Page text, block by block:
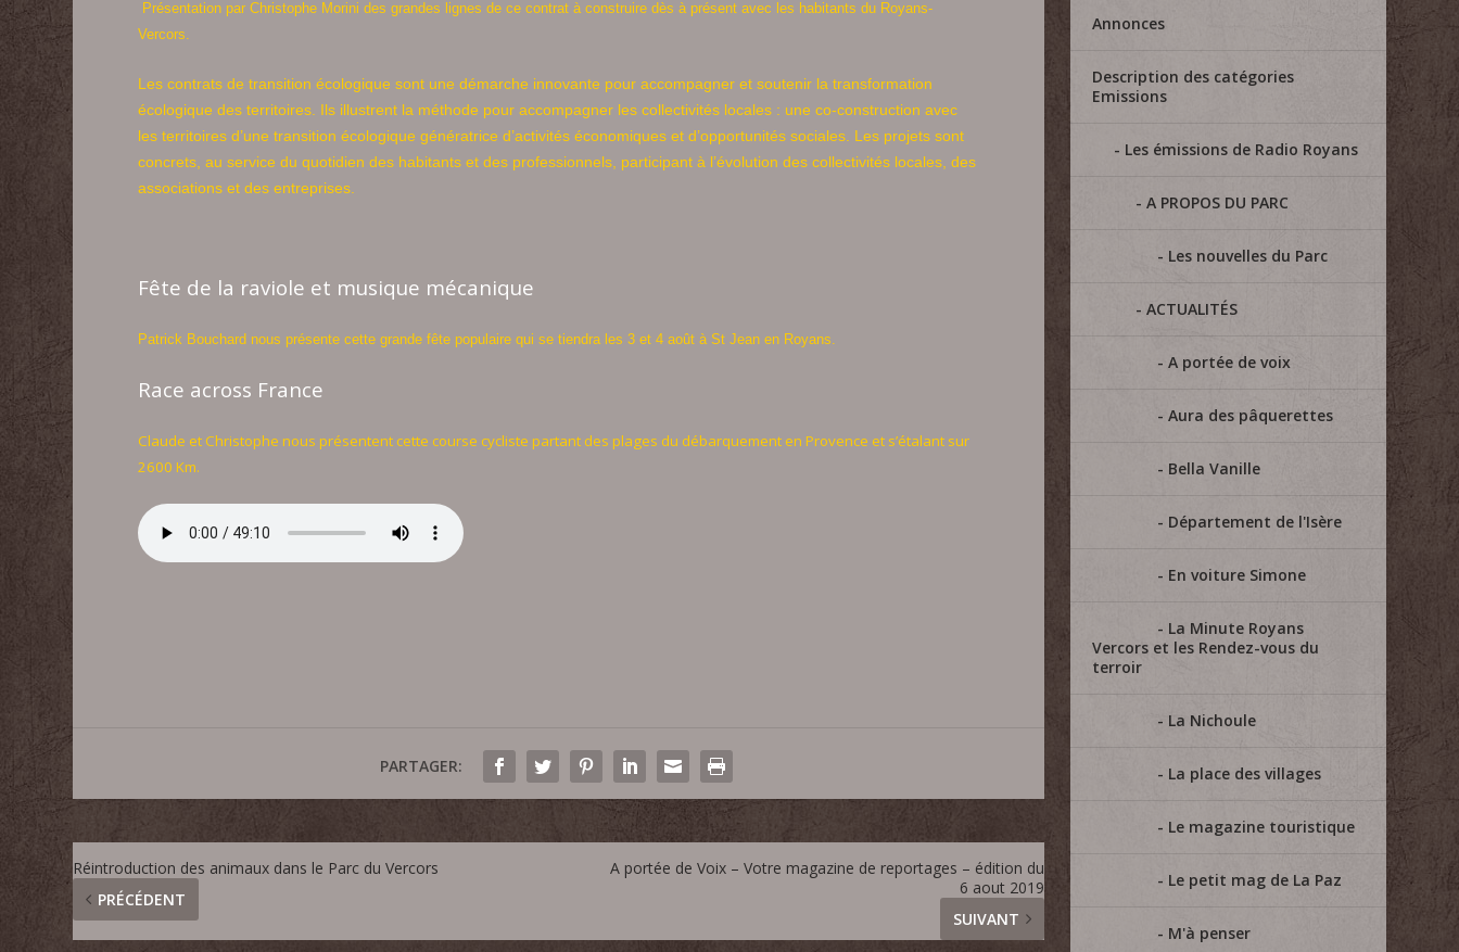
Présentation par Christophe Morini des grandes lignes de ce contrat à construire dès à présent avec les habitants du Royans-
Vercors.
Les contrats de transition écologique sont une démarche innovante pour accompagner et soutenir la transformation
écologique des territoires. Ils illustrent la méthode pour accompagner les collectivités locales : une co-construction avec
les territoires d’une transition écologique génératrice d’activités économiques et d’opportunités sociales. Les projets sont
concrets, au service du quotidien des habitants et des professionnels, participant à l’évolution des collectivités locales, des
associations et des entreprises.
Fête de la raviole et musique mécanique
Patrick Bouchard nous présente cette grande fête populaire qui se tiendra les 3 et 4 août à St Jean en Royans.
Race across France
Claude et Christophe nous présentent cette course cycliste partant des plages du débarquement en Provence et s’étalant sur
2600 Km.
PARTAGER:
Réintroduction des animaux dans le Parc du Vercors
PRÉCÉDENT
A portée de Voix – Votre magazine de reportages – édition du
6 aout 2019
SUIVANT
Annonces
Description des catégories
Emissions
Les émissions de Radio Royans
A PROPOS DU PARC
Les nouvelles du Parc
ACTUALITÉS
A portée de voix
Aura des pâquerettes
Bella Vanille
Département de l'Isère
En voiture Simone
La Minute Royans
Vercors et les Rendez-vous du
terroir
La Nichoule
La place des villages
Le magazine touristique
Le petit mag de La Paz
M'à penser